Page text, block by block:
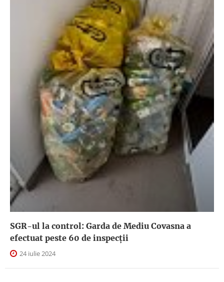
SGR-ul la control: Garda de Mediu Covasna a
efectuat peste 60 de inspecţii
24 iulie 2024